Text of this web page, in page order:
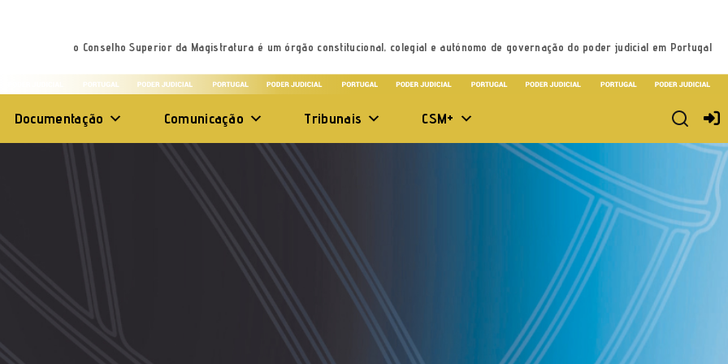
o Conselho Superior da Magistratura é um órgão constitucional, colegial e autónomo de governação do poder judicial em Portugal
Documentação Comunicação Tribunais CSM+